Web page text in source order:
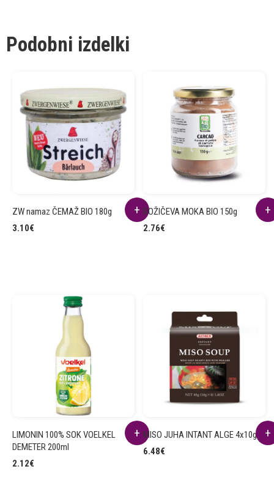
Podobni izdelki
ZW namaz ČEMAŽ BIO 180g
3.10€
ROŽIČEVA MOKA BIO 150g
2.76€
LIMONIN 100% SOK VOELKEL
DEMETER 200ml
2.12€
MISO JUHA INTANT ALGE 4x10g
6.48€